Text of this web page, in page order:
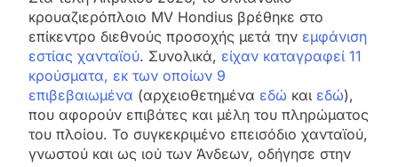
κρουαζιερόπλοιο MV Hondius βρέθηκε στο
επίκεντρο διεθνούς προσοχής μετά την εμφάνιση
εστίας χανταϊού. Συνολικά, είχαν καταγραφεί 11
κρούσματα, εκ των οποίων 9
επιβεβαιωμένα (αρχειοθετημένα εδώ και εδώ),
που αφορούν επιβάτες και μέλη του πληρώματος
του πλοίου. Το συγκεκριμένο επεισόδιο χανταϊού,
γνωστού και ως ιού των Άνδεων, οδήγησε στην